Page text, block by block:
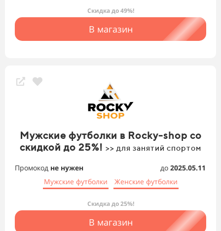
Скидка до 49%!
В магазин
Мужские футболки в Rocky-shop со
скидкой до 25%! >> для занятий спортом
Промокод не нужен до 2025.05.11
Мужские футболки
Женские футболки
Скидка до 25%!
В магазин